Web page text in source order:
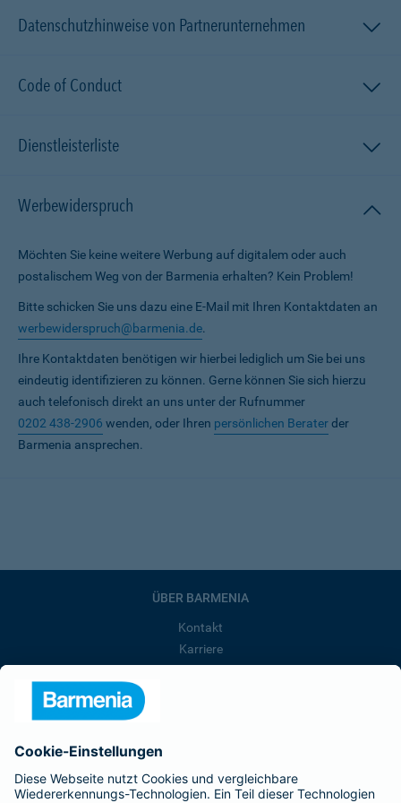
Datenschutzhinweise von Partnerunternehmen
Code of Conduct
Dienstleisterliste
Werbewiderspruch
Möchten Sie keine weitere Werbung auf digitalem oder auch
postalischem Weg von der Barmenia erhalten? Kein Problem!
Bitte schicken Sie uns dazu eine E-Mail mit Ihren Kontaktdaten an
werbewiderspruch@barmenia.de.
Ihre Kontaktdaten benötigen wir hierbei lediglich um Sie bei uns
eindeutig identifizieren zu können. Gerne können Sie sich hierzu
auch telefonisch direkt an uns unter der Rufnummer
0202 438-2906 wenden, oder Ihren persönlichen Beraterder
Barmenia ansprechen.
ÜBER BARMENIA
Kontakt
Karriere
Barmenia ist Teil der BarmeniaGothaer
BELIEBTE SEITEN